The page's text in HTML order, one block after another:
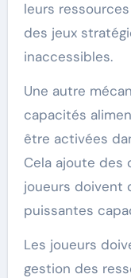
leurs
des jeux
inaccessibles.
Une autre
capacités
être activées
Cela ajoute des
joueurs doivent
puissantes
Les joueurs
gestion des